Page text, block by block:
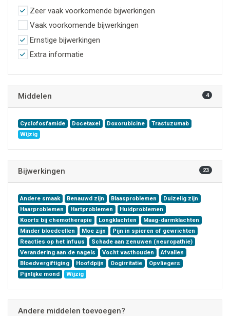
Zeer vaak voorkomende bijwerkingen
Vaak voorkomende bijwerkingen
Ernstige bijwerkingen
Extra informatie
Middelen 4
Cyclofosfamide Docetaxel Doxorubicine
Trastuzumab
Wijzig
Bijwerkingen 23
Andere smaak Benauwd zijn Blaasproblemen
Duizelig zijn
Haarproblemen
Hartproblemen
Huidproblemen
Koorts bij chemotherapie
Longklachten
Maag-darmklachten
Minder bloedcellen
Moe zijn
Pijn in spieren of gewrichten
Reacties op het infuus
Schade aan zenuwen (neuropathie)
Verandering aan de nagels
Vocht vasthouden
Afvallen
Bloedvergiftiging
Hoofdpijn Oogirritatie
Opvliegers
Pijnlijke mond
Wijzig
Andere middelen toevoegen?